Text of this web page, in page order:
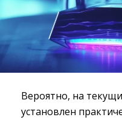
Вероятно, на
установлен